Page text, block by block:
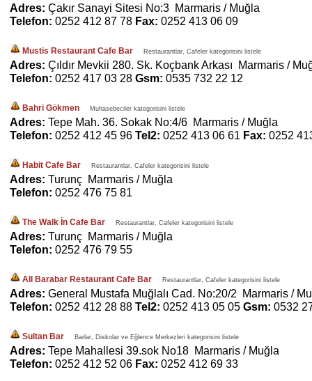
Adres: Çakır Sanayi Sitesi No:3 Marmaris / Muğla
Telefon: 0252 412 87 78 Fax: 0252 413 06 09
Mustis Restaurant Cafe Bar Restaurantlar, Cafeler kategorisini listele
Adres: Çıldır Mevkii 280. Sk. Koçbank Arkası Marmaris /
Telefon: 0252 417 03 28 Gsm: 0535 732 22 12
Bahri Gökmen Muhasebeciler kategorisini listele
Adres: Tepe Mah. 36. Sokak No:4/6 Marmaris / Muğla
Telefon: 0252 412 45 96 Tel2: 0252 413 06 61 Fax: 0252
Habit Cafe Bar Restaurantlar, Cafeler kategorisini listele
Adres: Turunç Marmaris / Muğla
Telefon: 0252 476 75 81
The Walk İn Cafe Bar Restaurantlar, Cafeler kategorisini listele
Adres: Turunç Marmaris / Muğla
Telefon: 0252 476 79 55
All Barabar Restaurant Cafe Bar Restaurantlar, Cafeler kategorisini listele
Adres: General Mustafa Muğlalı Cad. No:20/2 Marmaris /
Telefon: 0252 412 28 88 Tel2: 0252 413 05 05 Gsm: 0532
Sultan Bar Barlar, Diskolar ve Eğlence Merkezleri kategorisini listele
Adres: Tepe Mahallesi 39.sok No18 Marmaris / Muğla
Telefon: 0252 412 52 06 Fax: 0252 412 69 33